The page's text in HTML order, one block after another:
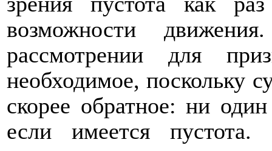
возможности
рассмотрении для
необходимое, поскольку
скорее обратное: ни
если имеется